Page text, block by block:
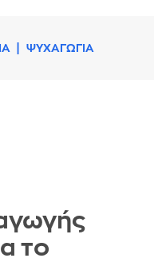
ΨΥΧΑΓΩΓΙΑ
το